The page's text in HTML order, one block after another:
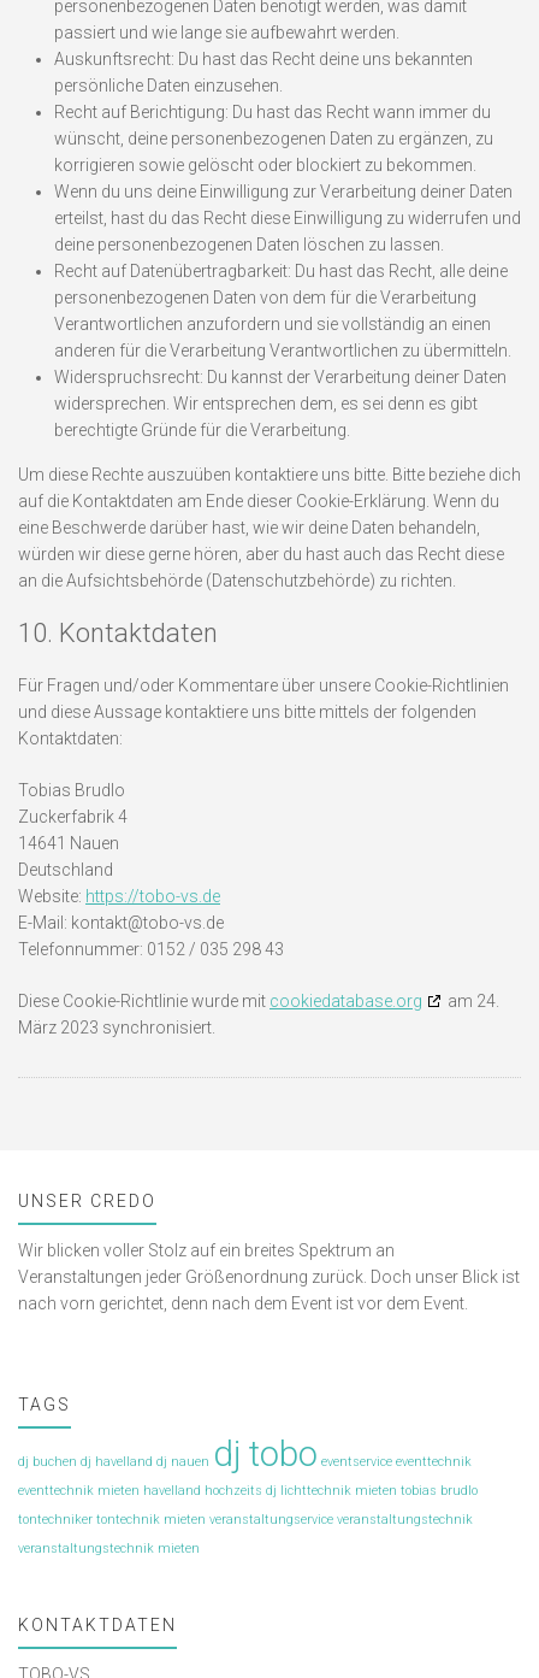
personenbezogenen Daten benötigt werden, was damit
passiert und wie lange sie aufbewahrt werden.
Auskunftsrecht: Du hast das Recht deine uns bekannten
persönliche Daten einzusehen.
Recht auf Berichtigung: Du hast das Recht wann immer du
wünscht, deine personenbezogenen Daten zu ergänzen, zu
korrigieren sowie gelöscht oder blockiert zu bekommen.
Wenn du uns deine Einwilligung zur Verarbeitung deiner Daten
erteilst, hast du das Recht diese Einwilligung zu widerrufen und
deine personenbezogenen Daten löschen zu lassen.
Recht auf Datenübertragbarkeit: Du hast das Recht, alle deine
personenbezogenen Daten von dem für die Verarbeitung
Verantwortlichen anzufordern und sie vollständig an einen
anderen für die Verarbeitung Verantwortlichen zu übermitteln.
Widerspruchsrecht: Du kannst der Verarbeitung deiner Daten
widersprechen. Wir entsprechen dem, es sei denn es gibt
berechtigte Gründe für die Verarbeitung.
Um diese Rechte auszuüben kontaktiere uns bitte. Bitte beziehe dich
auf die Kontaktdaten am Ende dieser Cookie-Erklärung. Wenn du
eine Beschwerde darüber hast, wie wir deine Daten behandeln,
würden wir diese gerne hören, aber du hast auch das Recht diese
an die Aufsichtsbehörde (Datenschutzbehörde) zu richten.
10. Kontaktdaten
Für Fragen und/oder Kommentare über unsere Cookie-Richtlinien
und diese Aussage kontaktiere uns bitte mittels der folgenden
Kontaktdaten:
Tobias Brudlo
Zuckerfabrik 4
14641 Nauen
Deutschland
Website: https://tobo-vs.de
E-Mail: kontakt@tobo-vs.de
Telefonnummer: 0152 / 035 298 43
Diese Cookie-Richtlinie wurde mit cookiedatabase.org
am 24.
März 2023 synchronisiert.
UNSER CREDO
Wir blicken voller Stolz auf ein breites Spektrum an
Veranstaltungen jeder Größenordnung zurück. Doch unser Blick ist
nach vorn gerichtet, denn nach dem Event ist vor dem Event.
TAGS
dj buchen dj havelland dj nauen dj tobo eventservice eventtechnik
eventtechnik mieten havelland hochzeits dj lichttechnik mieten tobias brudlo
tontechniker tontechnik mieten veranstaltungservice veranstaltungstechnik
veranstaltungstechnik mieten
KONTAKTDATEN